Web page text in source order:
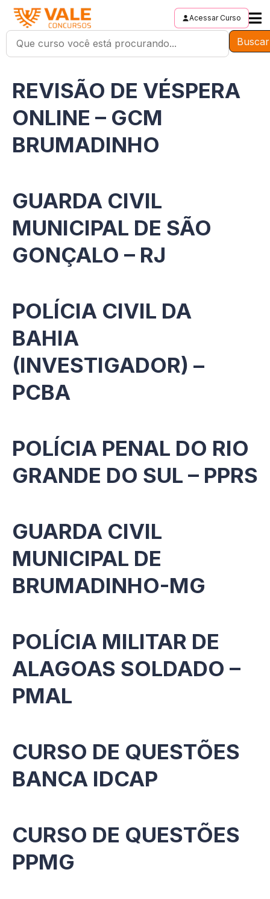
Acessar Curso
Buscar
REVISÃO DE VÉSPERA
ONLINE – GCM
BRUMADINHO
GUARDA CIVIL
MUNICIPAL DE SÃO
GONÇALO – RJ
POLÍCIA CIVIL DA
BAHIA
(INVESTIGADOR) –
PCBA
POLÍCIA PENAL DO RIO
GRANDE DO SUL – PPRS
GUARDA CIVIL
MUNICIPAL DE
BRUMADINHO-MG
POLÍCIA MILITAR DE
ALAGOAS SOLDADO –
PMAL
CURSO DE QUESTÕES
BANCA IDCAP
CURSO DE QUESTÕES
PPMG